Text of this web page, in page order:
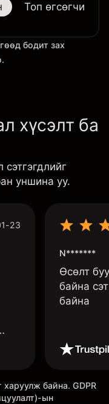
Топ өгсөгчид
бодит зах
хүсэлт ба
уншина уу.
23
N*******
Өсөлт
байна
байна
байна. GDPR
ын